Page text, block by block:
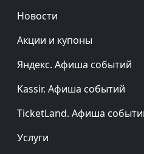
Новости
Акции и купоны
Яндекс. Афиша событий
Kassir. Афиша событий
TicketLand. Афиша
Услуги